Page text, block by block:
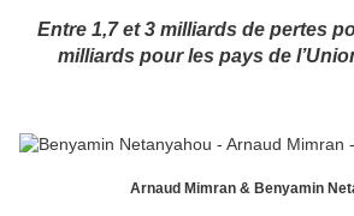
Entre 1,7 et 3 milliards de pertes
milliards pour les pays de
Arnaud Mimran & Benyamin